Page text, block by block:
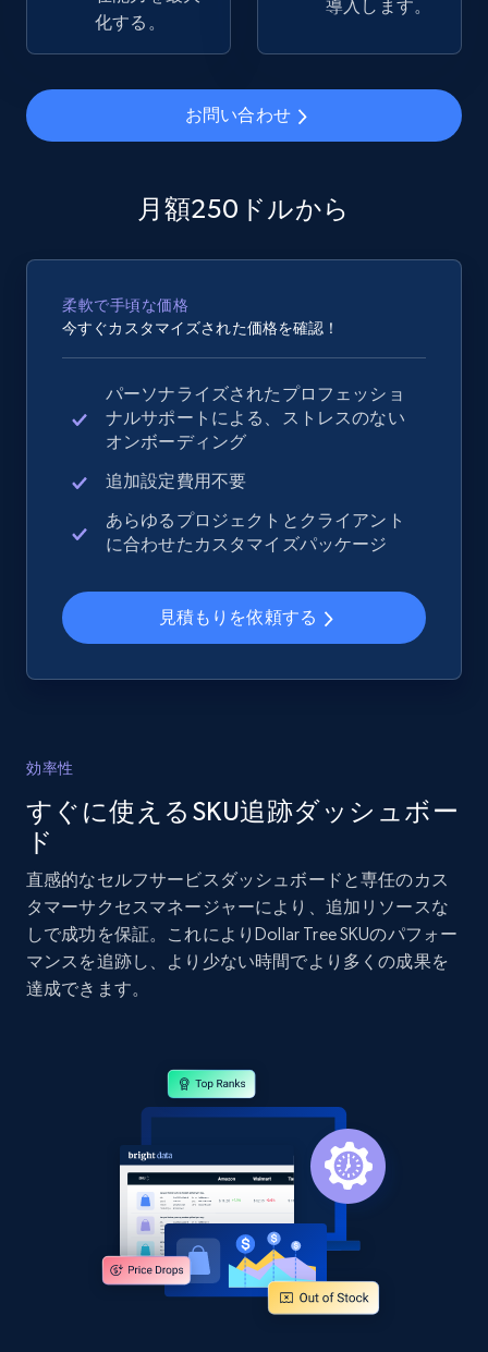
Rating, Reviews count, Images, Variations, and
2.4K+ 199+ 今すぐ始める
Google Shopping - collects products from
web using keywords
URL, Product id, Title, Product description,
more.
Amazon products global dataset
Title, Seller name, Brand, Description, Initial
price, Currency, Availability, Reviews count, and
375+ 今すぐ始める
price, Currency, Availability, Reviews count, and
more.
2.1K+ 375+ 今すぐ始める
Amazon products global dataset -
price, Currency, Availability, Reviews count, and
2.1K+ 375+ 今すぐ始める
Amazon products global dataset - Collects
products by best sellers category URL
化する。
導入します。
お問い合わせ
月額250ドルから
柔軟で手頃な価格
今すぐカスタマイズされた価格を確認！
パーソナライズされたプロフェッショ
ナルサポートによる、ストレスのない
オンボーディング
追加設定費用不要
あらゆるプロジェクトとクライアント
に合わせたカスタマイズパッケージ
見積もりを依頼する
効率性
すぐに使えるSKU追跡ダッシュボー
ド
直感的なセルフサービスダッシュボードと専任のカス
タマーサクセスマネージャーにより、追加リソースな
しで成功を保証。これによりDollar Tree SKUのパフォー
マンスを追跡し、より少ない時間でより多くの成果を
達成できます。